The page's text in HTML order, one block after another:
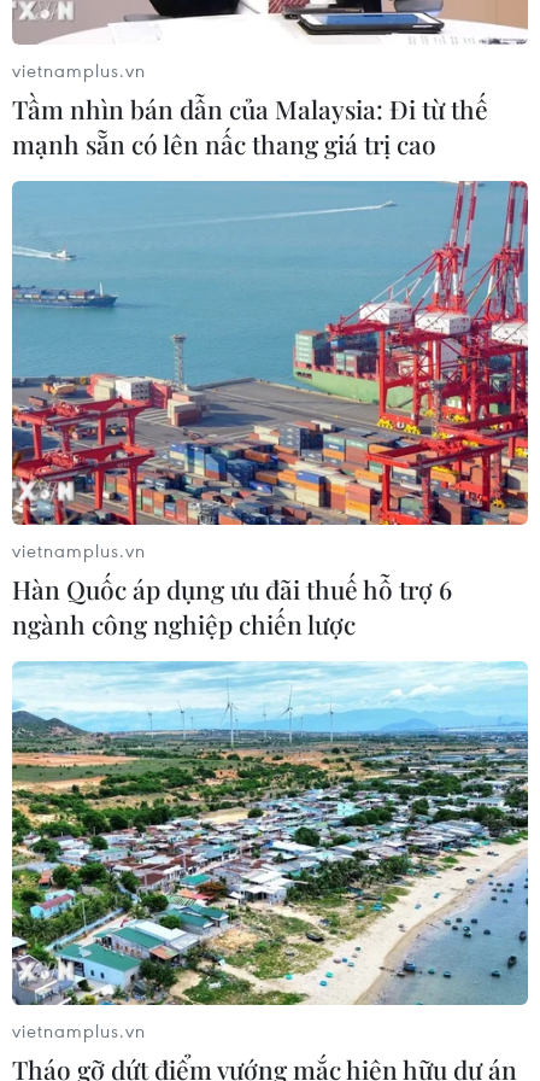
3/8: Việt Nam quyết đấu Indonesia
03/08/2026 01:40
Nhận định Việt Nam vs
Indonesia: Thầy Kim cần thay đổi để
03/08/2026 00:06
Đội tuyển Futsal Việt Nam giành
chiến thắng đậm tại giải đấu ở Thái
Lan
02/08/2026 22:40
Nhận định Việt Nam vs Indonesia:
Pakansari
02/08/2026 14:04
HLV Kim Sang Sik: 'Tuyển Việt Nam
đặt mục tiêu giành 3 điểm ngay trên
sân Indonesia'
02/08/2026 13:04
Xem thêm
CƠ QUAN CHỦ QUẢN: THÔNG TẤN XÃ VIỆT NAM
vietnamplus.vn
Tầm nhìn bán dẫn của Malaysia: Đi từ thế
mạnh sẵn có lên nấc thang giá trị cao
vietnamplus.vn
Hàn Quốc áp dụng ưu đãi thuế hỗ trợ 6
ngành công nghiệp chiến lược
vietnamplus.vn
Tháo gỡ dứt điểm vướng mắc hiện hữu dự án